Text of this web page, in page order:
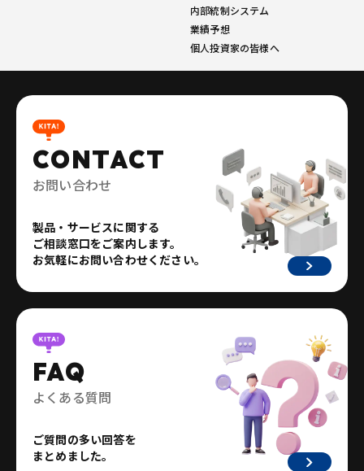
内部統制システム
業績予想
個人投資家の皆様へ
CONTACT
お問い合わせ
製品・サービスに関する
ご相談窓口をご案内します。
お気軽にお問い合わせください。
FAQ
よくある質問
ご質問の多い回答を
まとめました。